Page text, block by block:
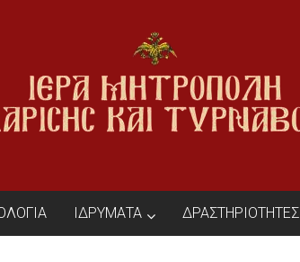
ΙΔΡΥΜΑΤΑ ΔΡΑΣΤΗΡΙΟΤΗΤΕΣ